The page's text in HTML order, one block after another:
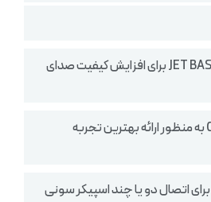
- فناوری JET BASS BOOSTER برای افزایش کیفیت صدای
- قابلیت +ClearAudio به منظور ارائه بهترین تجربه
- قابلیت Party Chain برای اتصال دو یا چند اسپیکر سونی